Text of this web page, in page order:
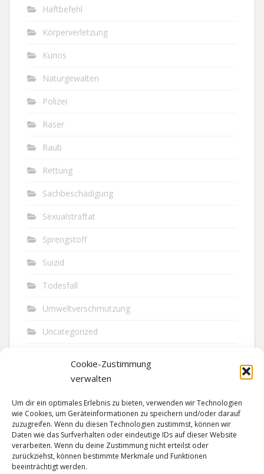
Cookie-Zustimmung
verwalten
Um dir ein optimales Erlebnis zu bieten, verwenden wir Technologien
wie Cookies, um Geräteinformationen zu speichern und/oder darauf
zuzugreifen. Wenn du diesen Technologien zustimmst, können wir
Daten wie das Surfverhalten oder eindeutige IDs auf dieser Website
verarbeiten. Wenn du deine Zustimmung nicht erteilst oder
zurückziehst, können bestimmte Merkmale und Funktionen
beeinträchtigt werden.
Haftbefehl
Körperverletzung
Kurios
Naturgewalten
Polizei
Raser
Raub
Rettung
Sachbeschädigung
Sexualstraftat
Sprengstoff
Suizid
Todesfall
Umweltverschmutzung
Uncategorized
Vandalismus
Verkehr
Verkehrsunfall
Vermisst
Waffen